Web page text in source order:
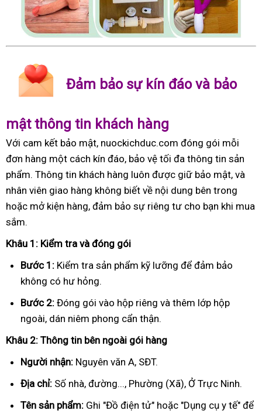
Đảm bảo sự kín đáo và bảo
mật thông tin khách hàng
Với cam kết bảo mật, nuockichduc.com đóng gói mỗi
đơn hàng một cách kín đáo, bảo vệ tối đa thông tin sản
phẩm. Thông tin khách hàng luôn được giữ bảo mật, và
nhân viên giao hàng không biết về nội dung bên trong
hoặc mở kiện hàng, đảm bảo sự riêng tư cho bạn khi mua
sắm.
Khâu 1: Kiểm tra và đóng gói
Bước 1: Kiểm tra sản phẩm kỹ lưỡng để đảm bảo
không có hư hỏng.
Bước 2: Đóng gói vào hộp riêng và thêm lớp hộp
ngoài, dán niêm phong cẩn thận.
Khâu 2: Thông tin bên ngoài gói hàng
Người nhận: Nguyên văn A, SĐT.
Địa chỉ: Số nhà, đường..., Phường (Xã), Ở Trực Ninh.
Tên sản phẩm: Ghi "Đồ điện tử" hoặc "Dụng cụ y tế" để